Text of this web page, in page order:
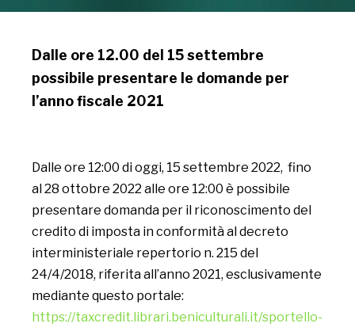
Dalle ore 12.00 del 15 settembre
possibile presentare le domande per
l’anno fiscale 2021
Dalle ore 12:00 di oggi, 15 settembre 2022, fino
al 28 ottobre 2022 alle ore 12:00 è possibile
presentare domanda per il riconoscimento del
credito di imposta in conformità al decreto
interministeriale repertorio n. 215 del
24/4/2018, riferita all’anno 2021, esclusivamente
mediante questo portale:
https://taxcredit.librari.beniculturali.it/sportello-